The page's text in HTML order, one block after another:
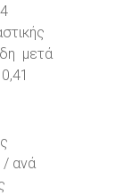
μετά
/ ανά